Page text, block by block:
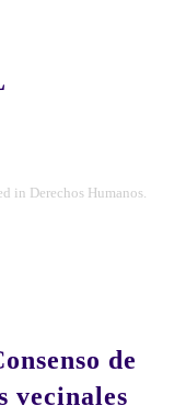
in Derechos Humanos.
de
vecinales